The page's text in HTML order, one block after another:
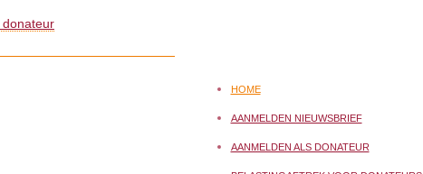
HOME
AANMELDEN NIEUWSBRIEF
AANMELDEN ALS DONATEUR